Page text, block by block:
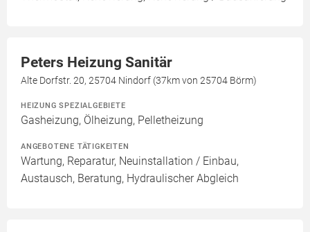
Peters Heizung Sanitär
Alte Dorfstr. 20, 25704 Nindorf (37km von 25704 Börm)
HEIZUNG SPEZIALGEBIETE
Gasheizung, Ölheizung, Pelletheizung
ANGEBOTENE TÄTIGKEITEN
Wartung, Reparatur, Neuinstallation / Einbau,
Austausch, Beratung, Hydraulischer Abgleich